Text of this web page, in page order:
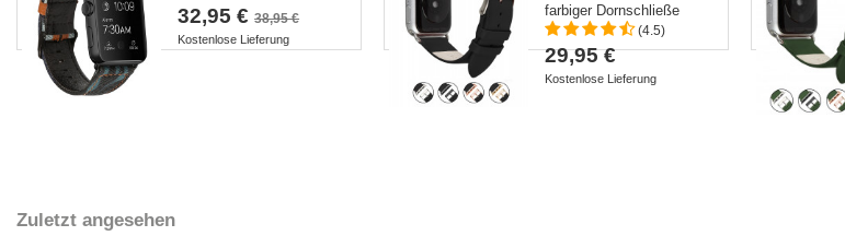
32,95 €38,95 €
Kostenlose Lieferung
farbiger Dornschließe
(4.5)
29,95 €
Kostenlose Lieferung
Zuletzt angesehen